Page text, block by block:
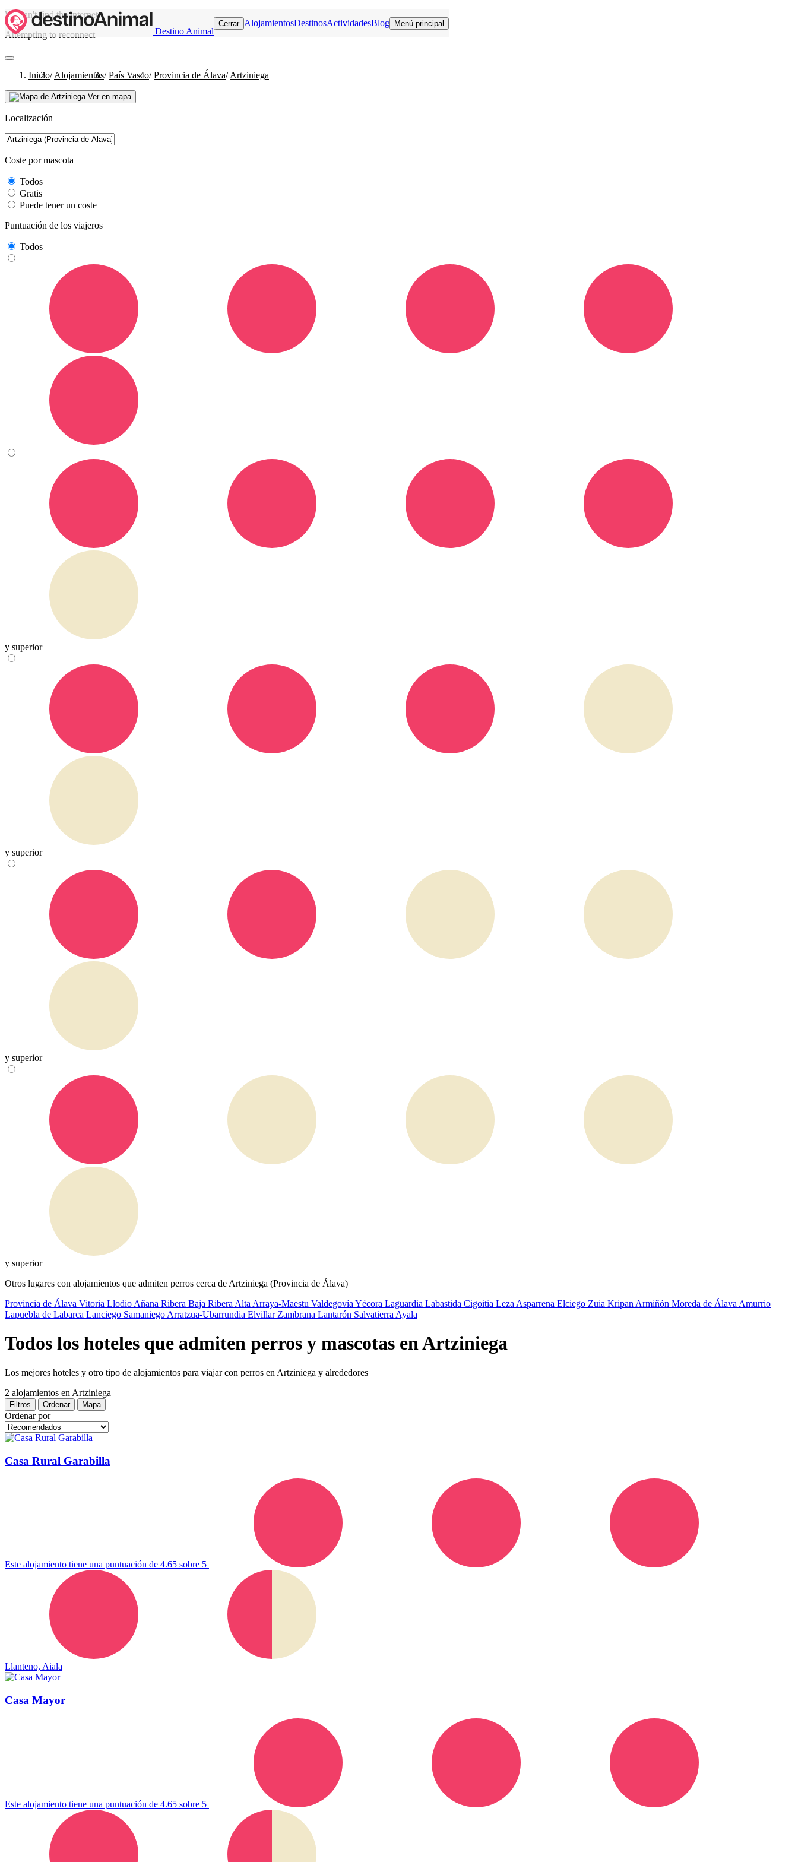
Destino Animal
Cerrar AlojamientosDestinosActividadesBlog Menú principal
We can't find the internet
Attempting to reconnect
Inicio/ Alojamientos/ País Vasco/ Provincia de Álava/ Artziniega
Ver en mapa
Localización
Coste por mascota
Todos
Gratis
Puede tener un coste
Puntuación de los viajeros
Todos
y superior
y superior
y superior
y superior
Otros lugares con alojamientos que admiten perros cerca de Artziniega (Provincia de Álava)
Provincia de Álava Vitoria Llodio Añana Ribera Baja Ribera Alta Arraya-Maestu Valdegovía Yécora Laguardia Labastida Cigoitia Leza Asparrena Elciego Zuia Kripan Armiñón Moreda de Álava Amurrio
Lapuebla de Labarca Lanciego Samaniego Arratzua-Ubarrundia Elvillar Zambrana Lantarón Salvatierra Ayala
Todos los hoteles que admiten perros y mascotas en Artziniega
Los mejores hoteles y otro tipo de alojamientos para viajar con perros en Artziniega y alrededores
2 alojamientos en Artziniega
Filtros Ordenar Mapa
Ordenar por
Casa Rural Garabilla
Este alojamiento tiene una puntuación de 4.65 sobre 5
Llanteno, Aiala
Casa Mayor
Este alojamiento tiene una puntuación de 4.65 sobre 5